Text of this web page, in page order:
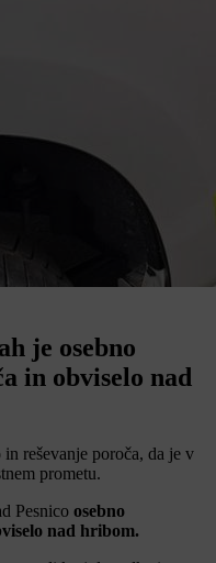
je osebno
in obviselo nad
reševanje poroča, da je v
prometu.
Pesnico osebno
nad hribom.